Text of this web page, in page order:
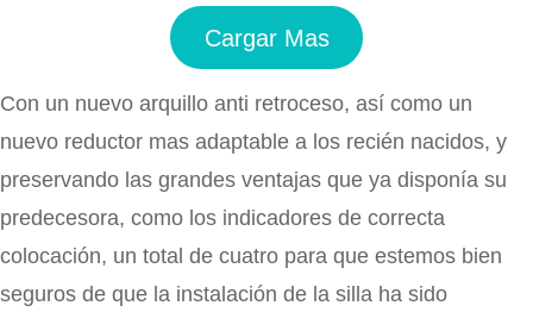
Cargar Mas
Con un nuevo arquillo anti retroceso, así como un
nuevo reductor mas adaptable a los recién nacidos, y
preservando las grandes ventajas que ya disponía su
predecesora, como los indicadores de correcta
colocación, un total de cuatro para que estemos bien
seguros de que la instalación de la silla ha sido